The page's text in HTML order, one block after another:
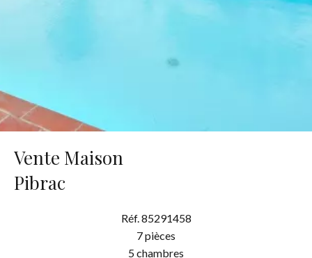
Vente Maison
Pibrac
Réf. 85291458
7 pièces
5 chambres